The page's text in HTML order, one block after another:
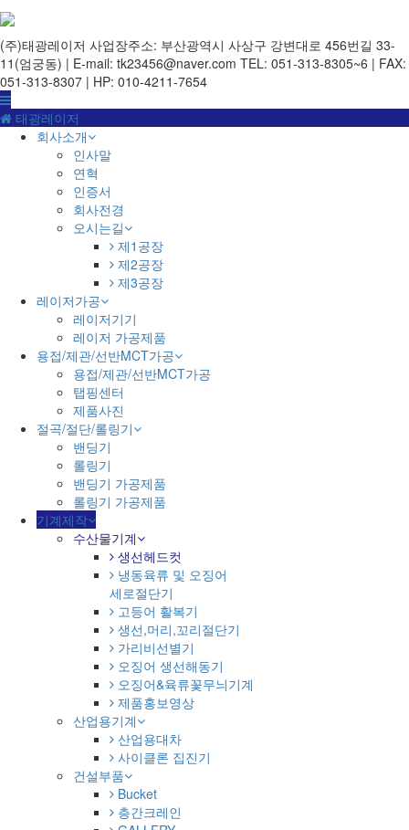
(주)태광레이저 사업장주소: 부산광역시 사상구 강변대로 456번길 33-
11(엄궁동) | E-mail: tk23456@naver.com TEL: 051-313-8305~6 | FAX:
051-313-8307 | HP: 010-4211-7654
태광레이저
회사소개
인사말
연혁
인증서
회사전경
오시는길
제1공장
제2공장
제3공장
레이저가공
레이저기기
레이저 가공제품
용접/제관/선반MCT가공
용접/제관/선반MCT가공
탭핑센터
제품사진
절곡/절단/롤링기
밴딩기
롤링기
밴딩기 가공제품
롤링기 가공제품
기계제작
수산물기계
생선헤드컷
냉동육류 및 오징어
세로절단기
고등어 활복기
생선,머리,꼬리절단기
가리비선별기
오징어 생선해동기
오징어&육류꽃무늬기계
제품홍보영상
산업용기계
산업용대차
사이클론 집진기
건설부품
Bucket
층간크레인